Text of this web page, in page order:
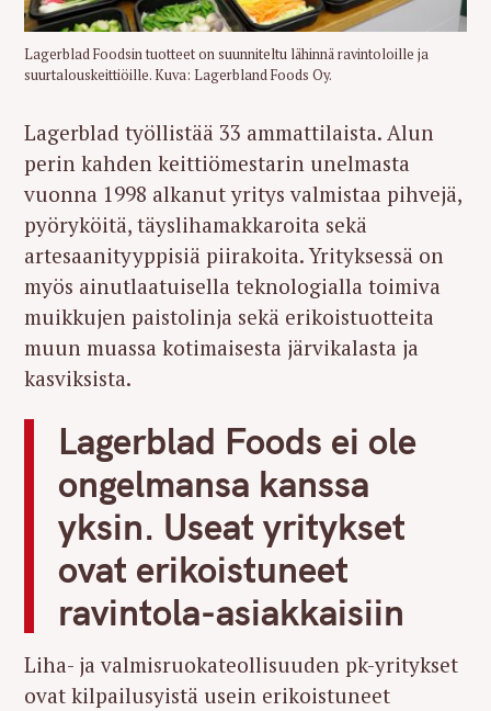
Lagerblad Foodsin tuotteet on suunniteltu lähinnä ravintoloille ja
suurtalouskeittiöille. Kuva: Lagerbland Foods Oy.
Lagerblad työllistää 33 ammattilaista. Alun
perin kahden keittiömestarin unelmasta
vuonna 1998 alkanut yritys valmistaa pihvejä,
pyöryköitä, täyslihamakkaroita sekä
artesaanityyppisiä piirakoita. Yrityksessä on
myös ainutlaatuisella teknologialla toimiva
muikkujen paistolinja sekä erikoistuotteita
muun muassa kotimaisesta järvikalasta ja
kasviksista.
Lagerblad Foods ei ole
ongelmansa kanssa
yksin. Useat yritykset
ovat erikoistuneet
ravintola-asiakkaisiin
Liha- ja valmisruokateollisuuden pk-yritykset
ovat kilpailusyistä usein erikoistuneet